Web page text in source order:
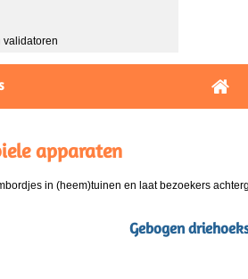
validatoren
apparaten
in (heem)tuinen en laat bezoekers
Gebogen